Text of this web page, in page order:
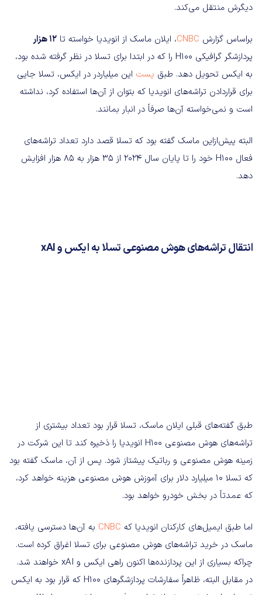
دیگرش منتقل می‌کند.
براساس گزارش‌ CNBC، ایلان ماسک از انویدیا خواسته تا 12 هزار
پردازشگر گرافیکی H100 را که در ابتدا برای تسلا در نظر گرفته شده بود،
به ایکس تحویل دهد. طبق پست این میلیاردر در ایکس، تسلا جایی
برای قراردادن تراشه‌های انویدیا که بتوان از آن‌ها استفاده کرد، نداشته
است و نمی‌خواسته آن‌ها صرفاً در انبار بمانند.
البته پیش‌ازاین ماسک گفته بود که تسلا قصد دارد تعداد تراشه‌های
فعال H100 خود را تا پایان سال 2024 از 35 هزار به 85 هزار افزایش
دهد.
انتقال تراشه‌های هوش مصنوعی تسلا به ایکس و xAI
طبق گفته‌های قبلی ایلان ماسک، تسلا قرار بود تعداد بیشتری از
تراشه‌های هوش مصنوعی H100 انویدیا را ذخیره کند تا این شرکت در
زمینه هوش مصنوعی و رباتیک پیشتاز شود. پس از آن، ماسک گفته بود
که تسلا 10 میلیارد دلار برای آموزش هوش مصنوعی هزینه خواهد کرد،
که عمدتاً در بخش خودرو خواهد بود.
اما طبق ایمیل‌های کارکنان انویدیا که CNBC به آن‌ها دسترسی یافته،
ماسک در خرید تراشه‌های هوش مصنوعی برای تسلا اغراق کرده است.
چراکه بسیاری از این پردازنده‌ها اکنون راهی ایکس و xAI خواهند شد.
در مقابل البته، ظاهراً سفارشات پردازشگرهای H100 که قرار بود به ایکس